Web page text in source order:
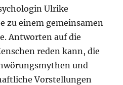
Ulrike
zu einem gemeinsamen
Antworten auf die
reden kann, die
und
Vorstellungen